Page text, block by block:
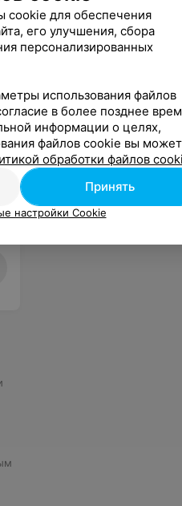
cookie для обеспечения
его улучшения, сбора
персонализированных
использования файлов
в более позднее
информации о целях,
файлов cookie вы
обработки файлов
Принять
настройки Cookie